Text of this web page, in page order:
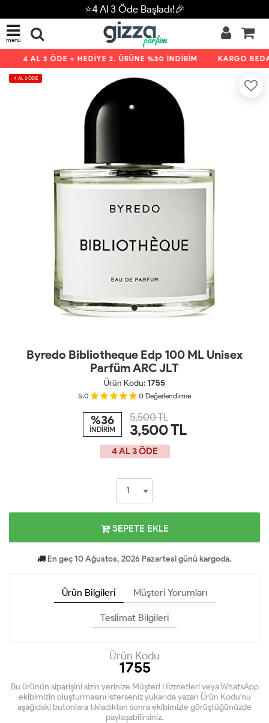
⭐4 Al 3 Öde Başladı!🎉
menü
4 AL 3 ÖDE + HEDİYE 2. ÜRÜNE %30 İNDİRİM KARGO
4 AL 3 ÖDE
Byredo Bibliotheque Edp 100 ML Unisex
Parfüm ARC JLT
Ürün Kodu:1755
5.0 0 Değerlendirme
%36
İNDİRİM
5,500 TL
3,500TL
4 AL 3 ÖDE
SEPETE EKLE
En geç 10 Ağustos, 2026 Pazartesi günü kargoda.
Ürün Bilgileri Müşteri Yorumları
Teslimat Bilgileri
Ürün Kodu
1755
Bu ürünün siparişini sizin yerinize Müşteri Hizmetleri veya WhatsApp
ekibimizin oluşturmasını isterseniz yukarıda yazan Ürün Kodu'nu
aşağıdaki butonlara tıkladıktan sonra ekibimizle görüştüğünüzde
paylaşabilirsiniz.